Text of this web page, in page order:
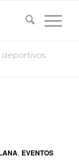
deportivos
, EVENTOS